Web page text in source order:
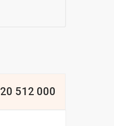
20 512 000